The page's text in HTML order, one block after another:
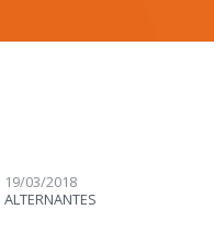
19/03/2018
ALTERNANTES